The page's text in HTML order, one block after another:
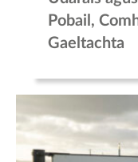
Pobail,
Gaeltachta